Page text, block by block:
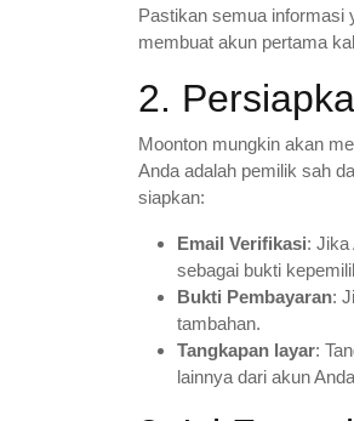
Pastikan semua informasi
membuat akun pertama
2.
Moonton mungkin akan
Anda adalah pemilik sah
siapkan:
Email Verifikasi: Jika
sebagai bukti
Bukti Pembayaran:
tambahan.
Tangkapan layar:
lainnya dari akun